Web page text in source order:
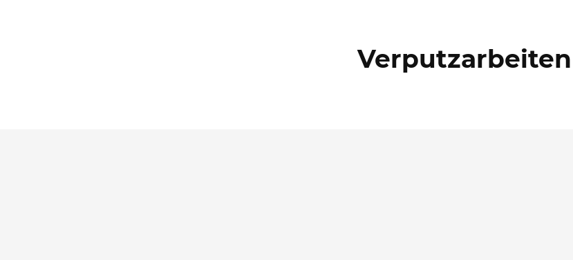
Verputzarbeiten